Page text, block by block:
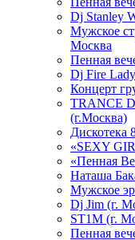
Dj Stanley
Мужское
Москва
Пенная
Dj Fire Lady
Концерт
TRANCE
(г.Москва)
Дискотека
«SEXY
«Пенная
Hаташа
Мужское
Dj Jim (г.
ST1M (г.
Пенная